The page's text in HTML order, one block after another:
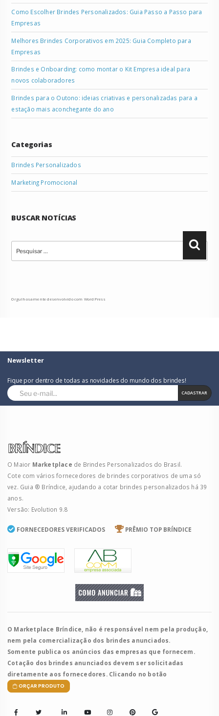
Como Escolher Brindes Personalizados: Guia Passo a Passo para
Empresas
Melhores Brindes Corporativos em 2025: Guia Completo para
Empresas
Brindes e Onboarding: como montar o Kit Empresa ideal para
novos colaboradores
Brindes para o Outono: ideias criativas e personalizadas para a
estação mais aconchegante do ano
Categorias
Brindes Personalizados
Marketing Promocional
BUSCAR NOTÍCIAS
por:
Orgulhosamente desenvolvido com WordPress
Newsletter
Fique por dentro de todas as novidades do mundo dos brindes!
CADASTRAR
O Maior Marketplace de Brindes Personalizados do Brasil.
Cote com vários fornecedores de brindes corporativos de uma só
vez. Guia ® Bríndice, ajudando a cotar brindes personalizados há 39
anos.
Versão: Evolution 9.8
FORNECEDORES VERIFICADOS PRÊMIO TOP BRÍNDICE
O Marketplace Bríndice, não é responsável nem pela produção,
nem pela comercialização dos brindes anunciados.
Somente publica os anúncios das empresas que fornecem.
Cotação dos brindes anunciados devem ser solicitadas
diretamente aos fornecedores. Clicando no botão
ORÇAR PRODUTO